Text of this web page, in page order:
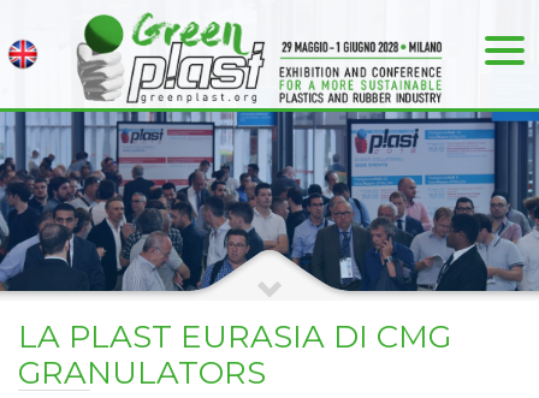
LA PLAST EURASIA DI CMG
GRANULATORS